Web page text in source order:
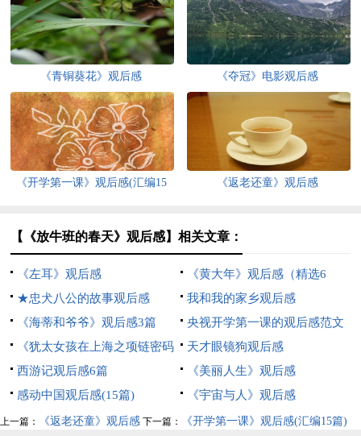
《青铜葵花》观后感 《夺冠》电影观后感
《开学第一课》观后感(汇编15
《返老还童》观后感
【《放牛班的春天》观后感】相关文章：
《左耳》观后感
《黄大年》观后感（精选6
篇）
★忠犬八公的故事观后感
我和我的家乡观后感
《海蒂和爷爷》观后感3篇
央视开学第一课的观后感范文
（通用5篇）
《犹太女孩在上海之项链密码
2》观后感
天才眼镜狗观后感
西游记观后感6篇
《美丽人生》观后感
感动中国观后感(15篇)
《宇宙与人》观后感
上一篇： 《返老还童》观后感 下一篇： 《开学第一课》观后感(汇编15篇)